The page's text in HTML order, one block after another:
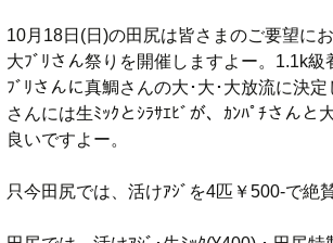
10月18日(日)の田尻は皆さまのご要望に
大ﾌﾞﾘさん祭りを開催しますよー。1.1k級
ﾌﾞﾘさんに真鯛さんの大･大･大放流に決
さんには生ﾐｯｸとｼﾗｻｴﾋﾞが、ｶﾝﾊﾟﾁさんと
良いですよー。
只今田尻では、活けｱｼﾞを4匹￥500-で絶